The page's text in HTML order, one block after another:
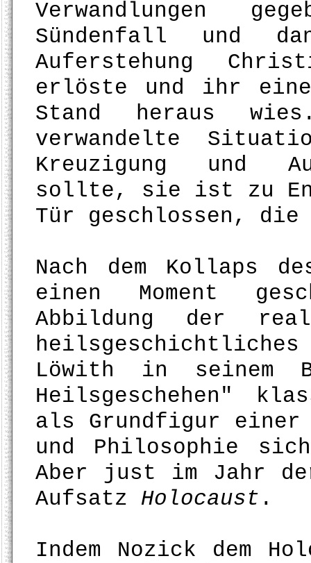
Verwandlungen
Sündenfall und
Auferstehung
erlöste und ihr
Stand heraus
verwandelte
Kreuzigung und
sollte, sie ist zu
Tür geschlossen,
Nach dem Kollaps
einen Moment
Abbildung der
Löwith in seinem
Heilsgeschehen"
als Grundfigur einer
und Philosophie
Aber just im Jahr
Aufsatz Holocaust .
Indem Nozick dem